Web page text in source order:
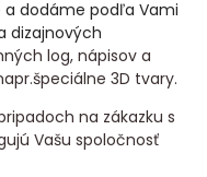
dodáme podľa Vami
dizajnových
log, nápisov a
3D tvary.
na zákazku s
Vašu spoločnosť